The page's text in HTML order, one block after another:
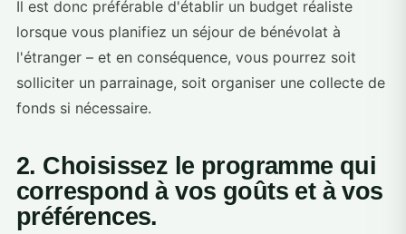
Il est donc préférable d'établir un budget réaliste
lorsque vous planifiez un séjour de bénévolat à
l'étranger – et en conséquence, vous pourrez soit
solliciter un parrainage, soit organiser une collecte de
fonds si nécessaire.
2. Choisissez le programme qui
correspond à vos goûts et à vos
préférences.